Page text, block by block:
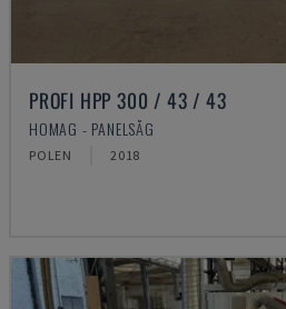
PROFI HPP 300 / 43 / 43
HOMAG - PANELSÅG
POLEN 2018